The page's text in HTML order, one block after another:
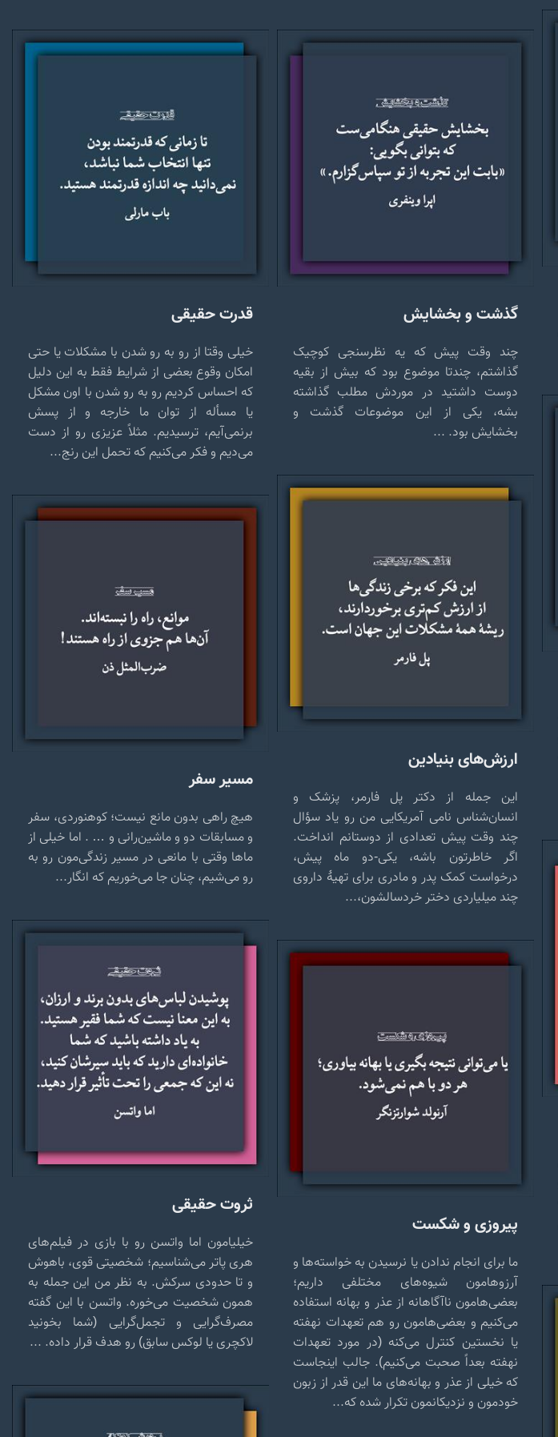
گذشت و بخشایش
چند وقت پیش که یه نظرسنجی کوچیک
گذاشتم، چندتا موضوع بود که بیش از بقیه
دوست داشتید در موردش مطلب گذاشته
بشه، یکی از این موضوعات گذشت و
بخشایش بود. ...
ارزش‌های بنیادین
این جمله از دکتر پل فارمر، پزشک و
انسان‌شناس نامی آمریکایی من رو یاد سؤال
چند وقت پیش تعدادی از دوستانم انداخت.
اگر خاطرتون باشه، یکی-دو ماه پیش،
درخواست کمک پدر و مادری برای تهیهٔ داروی
چند میلیاردی دختر خردسالشون،...
پیروزی و شکست
ما برای انجام ندادن یا نرسیدن به خواسته‌ها و
آرزوهامون شیوه‌‌های مختلفی داریم؛
بعضی‌هامون ناآگاهانه از عذر و بهانه استفاده
می‌کنیم و بعضی‌هامون رو هم تعهدات نهفته
یا نخستین کنترل می‌کنه (در مورد تعهدات
نهفته بعداً صحبت می‌کنیم). جالب اینجاست
که خیلی از عذر و بهانه‌های ما این قدر از زبون
خودمون و نزدیکانمون تکرار شده که...
قدرت حقیقی
خیلی وقتا از رو به رو شدن با مشکلات یا حتی
امکان وقوع بعضی از شرایط فقط به این دلیل
که احساس کردیم رو به رو شدن با اون مشکل
یا مسأله از توان ما خارجه و از پسش
برنمی‌آیم، ترسیدیم. مثلاً عزیزی رو از دست
می‌دیم و فکر می‌کنیم که تحمل این رنج...
مسیر سفر
هیچ راهی بدون مانع نیست؛ کوهنوردی، سفر
و مسابقات دو و ماشین‌رانی و … . اما خیلی از
ماها وقتی با مانعی در مسیر زندگی‌مون رو به
رو می‌شیم، چنان جا می‌خوریم که انگار...
ثروت حقیقی
خیلیامون اما واتسن رو با بازی در فیلم‌های
هری پاتر می‌شناسیم؛ شخصیتی قوی، باهوش
و تا حدودی سرکش. به نظر من این جمله به
همون شخصیت می‌خوره. واتسن با این گفته
مصرف‌گرایی و تجمل‌گرایی (شما بخونید
لاکچری یا لوکس سابق) رو هدف قرار داده. ...